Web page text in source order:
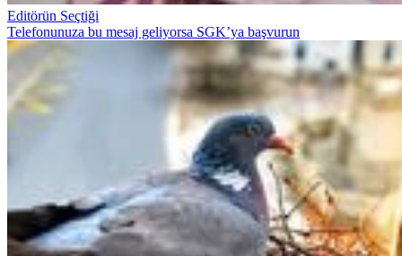
Editörün Seçtiği
Telefonunuza bu mesaj geliyorsa SGK’ya başvurun